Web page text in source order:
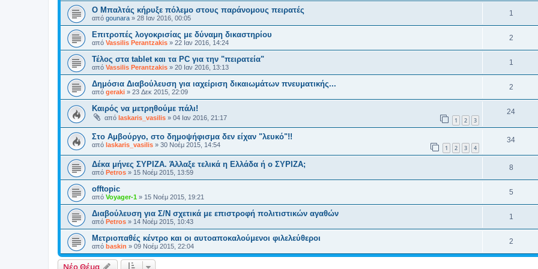
Ο Μπαλτάς κήρυξε πόλεμο στους παράνομους πειρατές
από gounara » 28 Ιαν 2016, 00:05
1
Επιτροπές λογοκρισίας με δύναμη δικαστηρίου
από Vassilis Perantzakis » 22 Ιαν 2016, 14:24
2
Τέλος στα tablet και τα PC για την "πειρατεία"
από Vassilis Perantzakis » 20 Ιαν 2016, 13:13
1
Δημόσια Διαβούλευση για ιαχείριση δικαιωμάτων πνευματικής...
από geraki » 23 Δεκ 2015, 22:09
2
Καιρός να μετρηθούμε πάλι!
από laskaris_vasilis » 04 Ιαν 2016, 21:17 1 2 3
24
Στο Αμβούργο, στο δημοψήφισμα δεν είχαν "λευκό"!!
από laskaris_vasilis » 30 Νοέμ 2015, 14:54 1 2 3 4
34
Δέκα μήνες ΣΥΡΙΖΑ. Άλλαξε τελικά η Ελλάδα ή ο ΣΥΡΙΖΑ;
από Petros » 15 Νοέμ 2015, 13:59
8
οfftopic
από Voyager-1 » 15 Νοέμ 2015, 19:21
5
Διαβούλευση για Σ/Ν σχετικά με επιστροφή πολιτιστικών αγαθών
από Petros » 14 Νοέμ 2015, 10:43
1
Μετριοπαθές κέντρο και οι αυτοαποκαλούμενοι φιλελεύθεροι
από baskin » 09 Νοέμ 2015, 22:04
2